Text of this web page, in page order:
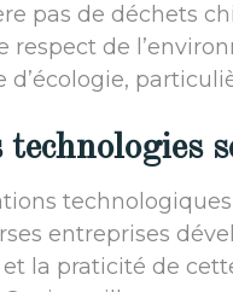
pas de déchets
respect de
d’écologie,
technologies
entreprises
et la praticité de